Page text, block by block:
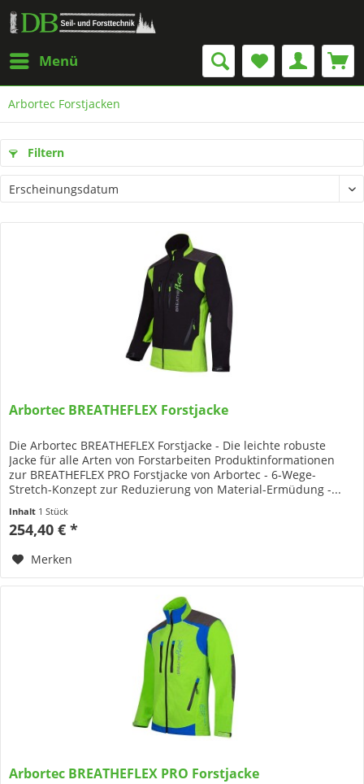
Menü
Arbortec Forstjacken
Filtern
Arbortec BREATHEFLEX Forstjacke
Die Arbortec BREATHEFLEX Forstjacke - Die leichte robuste
Jacke für alle Arten von Forstarbeiten Produktinformationen
zur BREATHEFLEX PRO Forstjacke von Arbortec - 6-Wege-
Stretch-Konzept zur Reduzierung von Material-Ermüdung -...
Inhalt 1 Stück
254,40 € *
Merken
Arbortec BREATHEFLEX PRO Forstjacke